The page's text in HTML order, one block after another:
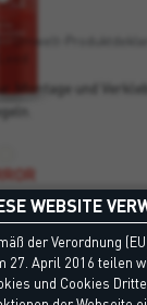
Montage und
und
WEBSITE
der Verordnung
27. April 2016 teilen
und Cookies